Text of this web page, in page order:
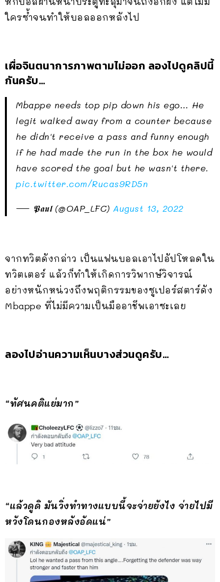
ใครซ้ำจนทำให้บอลออกหลังไป
เผื่อจินตนาการภาพตามไม่ออก ลองไปดูคลิปนี้
กันครับ…
Mbappe needs top pip down his ego… He
legit walked away from a counter because
he didn't receive a pass and funny enough
if he had made the run in the box he would
have scored the goal but he wasn't there.
pic.twitter.com/Rucas9RD5n
— 𝕻𝖆𝖚𝖑 (@OAP_LFC) August 13, 2022
จากทวิตดังกล่าว เป็นแฟนบอลเอาไปอัปโหลดใน
ทวิตเตอร์ แล้วก็ทำให้เกิดการวิพากษ์วิจารณ์
อย่างหนักหน่วงถึงพฤติกรรมของซูเปอร์สตาร์ดัง
Mbappe ที่ไม่มีความเป็นมืออาชีพเอาซะเลย
ลองไปอ่านความเห็นบางส่วนดูครับ…
“ทัศนคติแย่มาก”
“แล้วดูดิ มันวิ่งทำทางแบบนี้จะจ่ายยังไง จ่ายไปมี
หวังโดนกองหลังอัดแน่”